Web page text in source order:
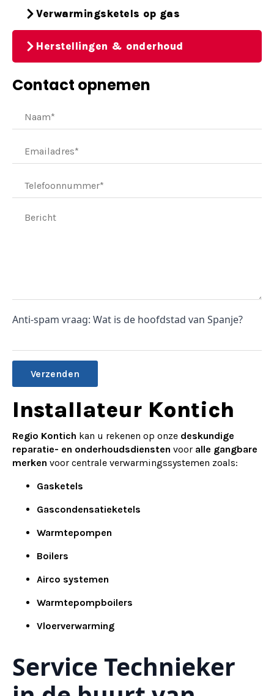
Verwarmingsketels op gas
Herstellingen & onderhoud
Contact opnemen
Anti-spam vraag: Wat is de hoofdstad van Spanje?
Alternative:
Installateur Kontich
Regio Kontich kan u rekenen op onze deskundige
reparatie- en onderhoudsdiensten voor alle gangbare
merken voor centrale verwarmingssystemen zoals:
Gasketels
Gascondensatieketels
Warmtepompen
Boilers
Airco systemen
Warmtepompboilers
Vloerverwarming
Service Technieker